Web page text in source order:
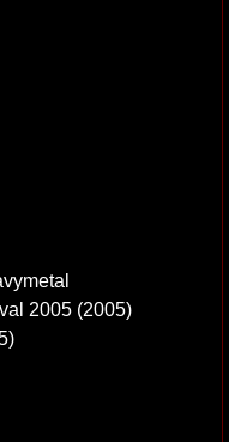
2005 (2005)